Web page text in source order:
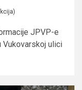
JPVP-e
Vukovarskoj ulici